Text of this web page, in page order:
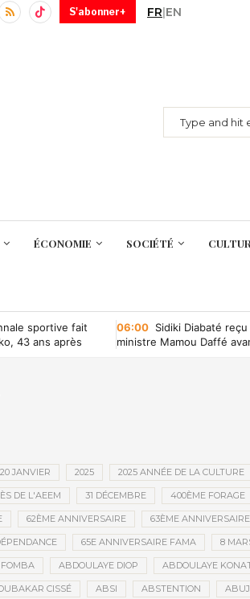
S'abonner+ FR EN
ÉCONOMIE SOCIÉTÉ
sportive fait
43 ans après
06:00 Sidiki Diabaté
ministre Mamou Daffé
20 JANVIER 2025 2025 ANNÉE DE LA CULTURE
DE L'AEEM 31 DÉCEMBRE 400ÈME FORAGE
62ÈME ANNIVERSAIRE 63ÈME ANNIVERSAIRE
65E ANNIVERSAIRE FAMA 8
ABDOULAYE DIOP ABDOULAYE
CISSÉ ABSI ABSTENTION